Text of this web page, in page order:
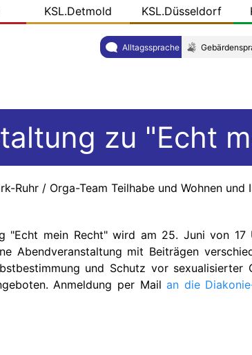
KSL.Detmold KSL.Düsseldorf
Alltagssprache
zu "Echt
Ruhr / Orga-Team Teilhabe und Wohnen und
"Echt mein Recht" wird am 25. Juni von
Abendveranstaltung mit Beiträgen
und Schutz vor sexualisierter
Anmeldung per Mail an die